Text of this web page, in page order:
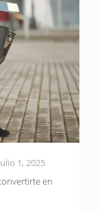
1, 2025
en